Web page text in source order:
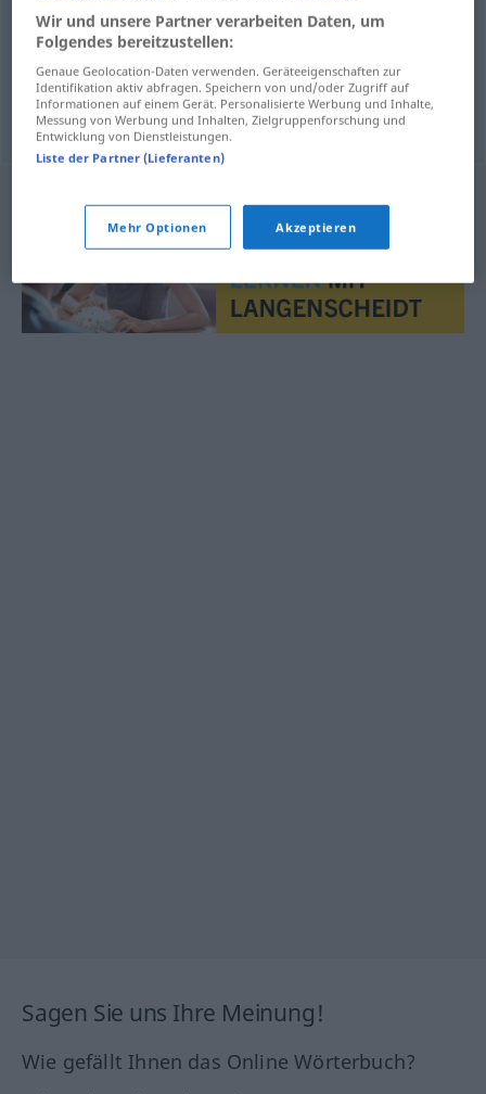
Beförderungf transport
Übertrag(ung)m(f) transport WIRTSCH
Sagen Sie uns Ihre Meinung!
Wie gefällt Ihnen das Online Wörterbuch?
Wir und unsere Partner verarbeiten Daten, um
Folgendes bereitzustellen:
Genaue Geolocation-Daten verwenden. Geräteeigenschaften zur
Identifikation aktiv abfragen. Speichern von und/oder Zugriff auf
Informationen auf einem Gerät. Personalisierte Werbung und Inhalte,
Messung von Werbung und Inhalten, Zielgruppenforschung und
Entwicklung von Dienstleistungen.
Liste der Partner (Lieferanten)
Mehr Optionen Akzeptieren